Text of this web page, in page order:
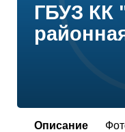
ГБУЗ КК
Описание